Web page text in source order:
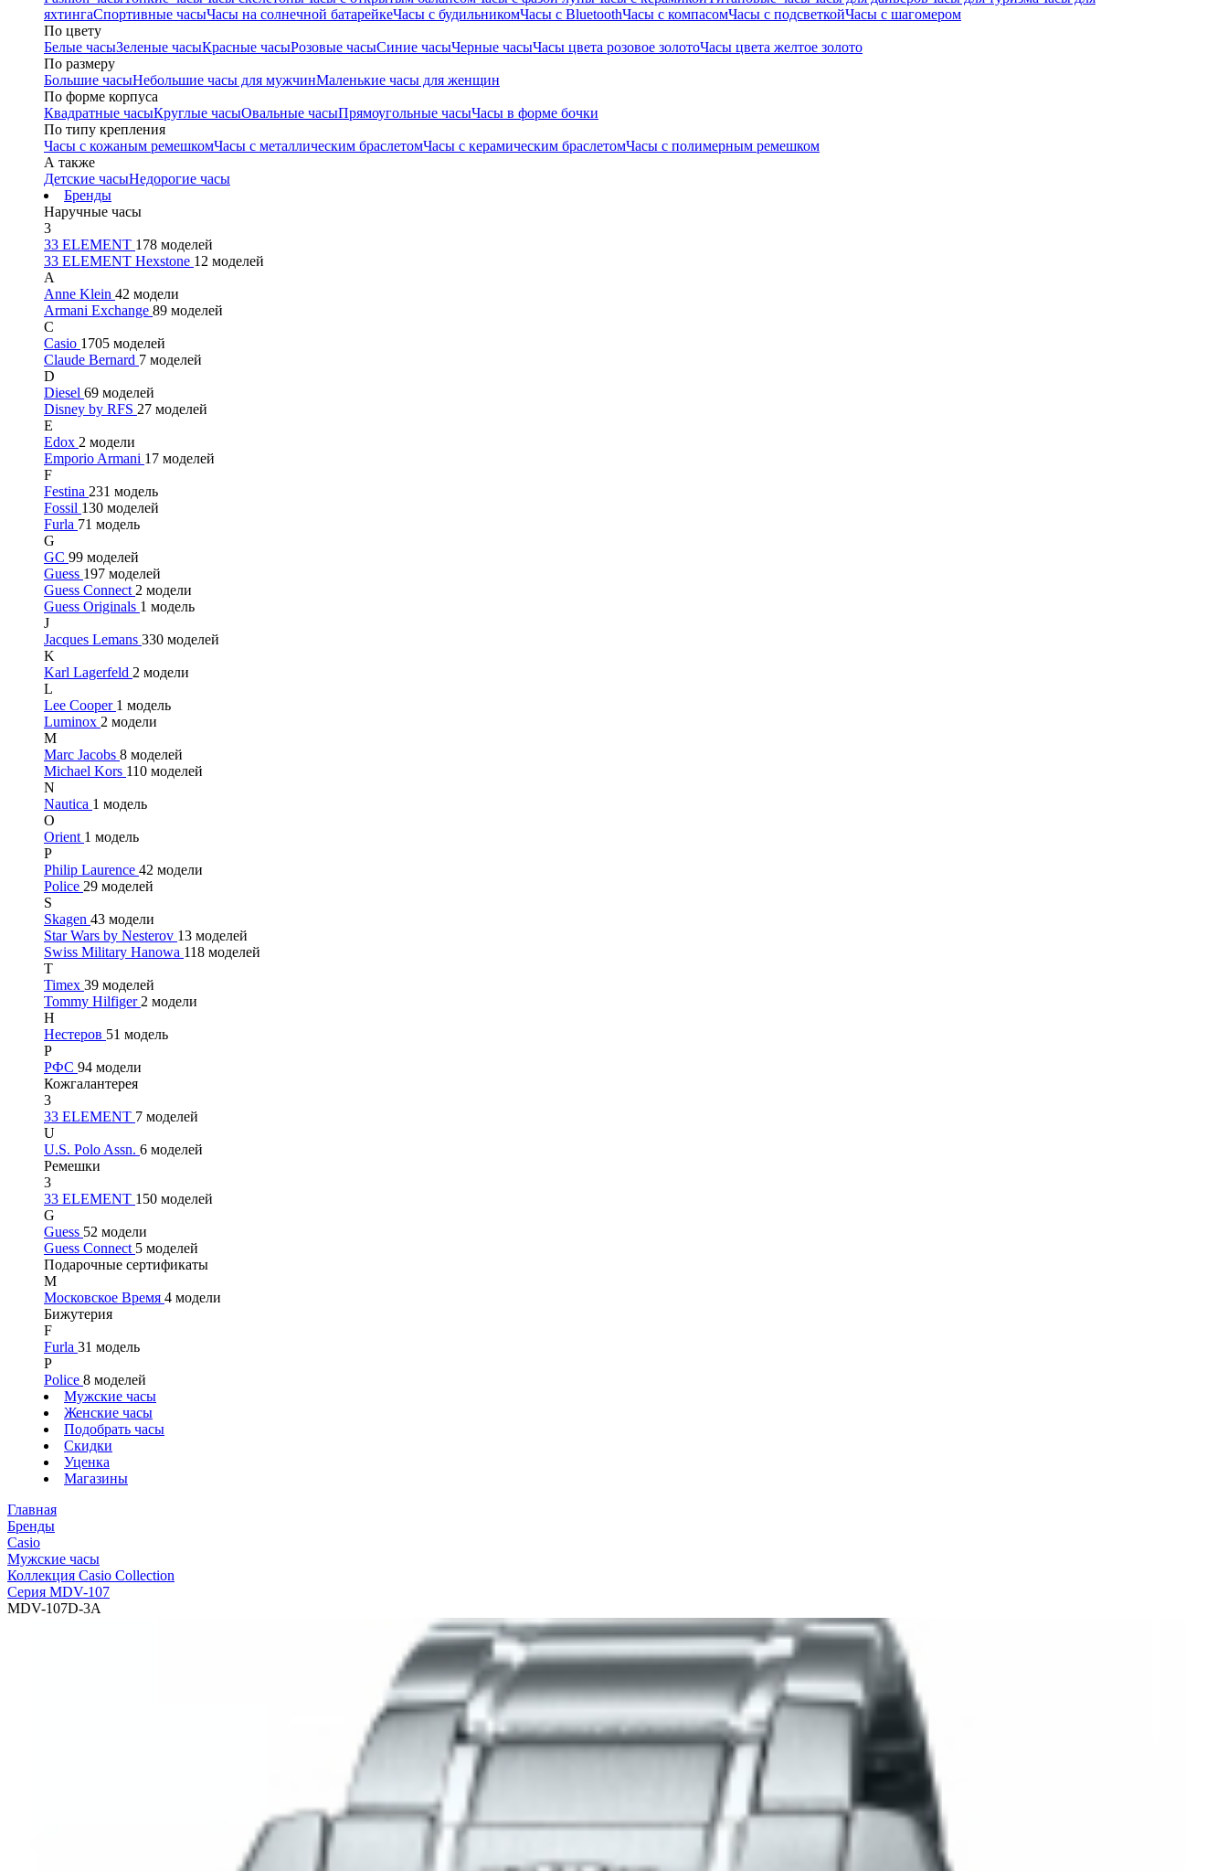
яхтингаСпортивные часыЧасы на солнечной батарейкеЧасы с будильникомЧасы с BluetoothЧасы с компасомЧасы с подсветкойЧасы с шагомером
По цвету
Белые часыЗеленые часыКрасные часыРозовые часыСиние часыЧерные часыЧасы цвета розовое золотоЧасы цвета желтое золото
По размеру
Большие часыНебольшие часы для мужчинМаленькие часы для женщин
По форме корпуса
Квадратные часыКруглые часыОвальные часыПрямоугольные часыЧасы в форме бочки
По типу крепления
Часы с кожаным ремешкомЧасы с металлическим браслетомЧасы с керамическим браслетомЧасы с полимерным ремешком
А также
Детские часыНедорогие часы
Бренды
Наручные часы
3
33 ELEMENT 178 моделей
33 ELEMENT Hexstone 12 моделей
A
Anne Klein 42 модели
Armani Exchange 89 моделей
C
Casio 1705 моделей
Claude Bernard 7 моделей
D
Diesel 69 моделей
Disney by RFS 27 моделей
E
Edox 2 модели
Emporio Armani 17 моделей
F
Festina 231 модель
Fossil 130 моделей
Furla 71 модель
G
GC 99 моделей
Guess 197 моделей
Guess Connect 2 модели
Guess Originals 1 модель
J
Jacques Lemans 330 моделей
K
Karl Lagerfeld 2 модели
L
Lee Cooper 1 модель
Luminox 2 модели
M
Marc Jacobs 8 моделей
Michael Kors 110 моделей
N
Nautica 1 модель
O
Orient 1 модель
P
Philip Laurence 42 модели
Police 29 моделей
S
Skagen 43 модели
Star Wars by Nesterov 13 моделей
Swiss Military Hanowa 118 моделей
T
Timex 39 моделей
Tommy Hilfiger 2 модели
Н
Нестеров 51 модель
Р
РФС 94 модели
Кожгалантерея
3
33 ELEMENT 7 моделей
U
U.S. Polo Assn. 6 моделей
Ремешки
3
33 ELEMENT 150 моделей
G
Guess 52 модели
Guess Connect 5 моделей
Подарочные сертификаты
М
Московское Время 4 модели
Бижутерия
F
Furla 31 модель
P
Police 8 моделей
Мужские часы
Женские часы
Подобрать часы
Скидки
Уценка
Магазины
Главная
Бренды
Casio
Мужские часы
Коллекция Casio Collection
Серия MDV-107
MDV-107D-3A